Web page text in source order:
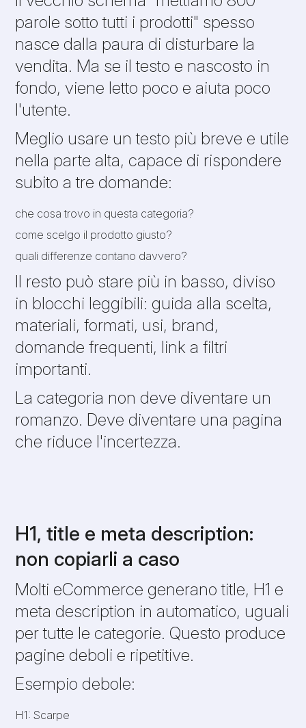
parole sotto tutti i prodotti" spesso
nasce dalla paura di disturbare la
vendita. Ma se il testo e nascosto in
fondo, viene letto poco e aiuta poco
l'utente.
Meglio usare un testo più breve e utile
nella parte alta, capace di rispondere
subito a tre domande:
che cosa trovo in questa categoria?
come scelgo il prodotto giusto?
quali differenze contano davvero?
Il resto può stare più in basso, diviso
in blocchi leggibili: guida alla scelta,
materiali, formati, usi, brand,
domande frequenti, link a filtri
importanti.
La categoria non deve diventare un
romanzo. Deve diventare una pagina
che riduce l'incertezza.
H1, title e meta description:
non copiarli a caso
Molti eCommerce generano title, H1 e
meta description in automatico, uguali
per tutte le categorie. Questo produce
pagine deboli e ripetitive.
Esempio debole:
H1: Scarpe